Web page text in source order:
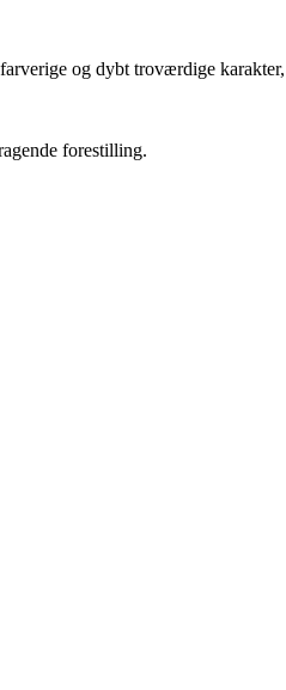
og dybt troværdige
forestilling.